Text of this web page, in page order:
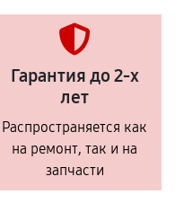
Гарантия до 2-х
лет
Распространяется как
на ремонт, так и на
запчасти